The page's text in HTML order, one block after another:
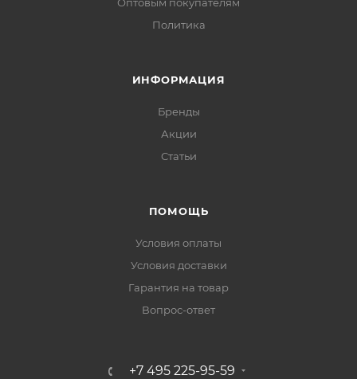
Политика
ИНФОРМАЦИЯ
Бренды
Акции
Статьи
ПОМОЩЬ
Условия оплаты
Условия доставки
Гарантия на товар
Вопрос-ответ
+7 495 225-95-59